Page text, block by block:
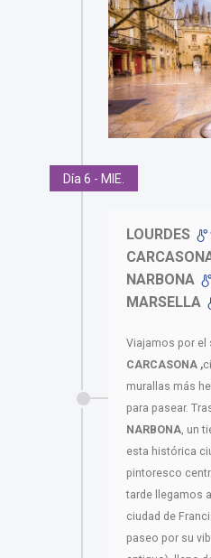
Día 6 - MIE.
LOURDES
NARBONA
MARSELLA
Viajamos por el
CARCASONA ,
murallas más
para pasear.
NARBONA, un
esta histórica
pintoresco
tarde llegamos a
ciudad de
paseo por su